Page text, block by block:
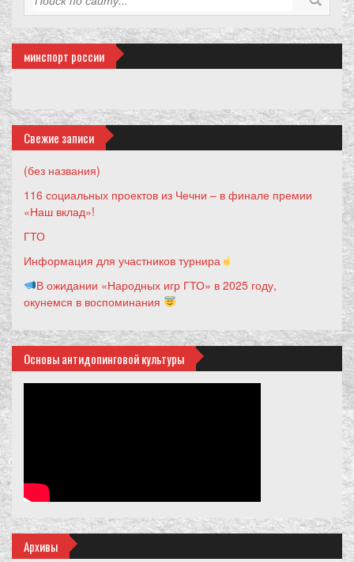
минспорт россии
Свежие записи
(без названия)
116 социальных проектов из Чечни – в финале премии
«Наш вклад»!
ГТО
Информация для участников турнира
В ожидании «Народных игр ГТО» в 2025 году,
окунемся в воспоминания
Основы антидопинговой культуры
Архивы